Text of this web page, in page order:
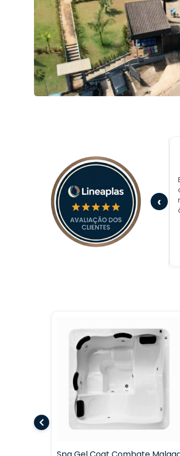
‹
★★★★
Compramos nosso spa na loja
onde fica o showroom. Recomendo
o local, pois tem várias banheiras
montadas para você ver como são
as marcas e modelos. Recomendo!